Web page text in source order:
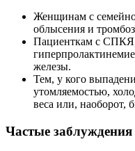
Женщинам с
облысения и
Пациенткам с
железы.
Тем, у кого
утомляемостью,
веса или, наоборот,
Частые заблуждения